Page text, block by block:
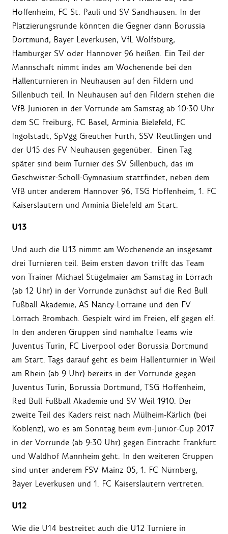
Hoffenheim, FC St. Pauli und SV Sandhausen. In der
Platzierungsrunde könnten die Gegner dann Borussia
Dortmund, Bayer Leverkusen, VfL Wolfsburg,
Hamburger SV oder Hannover 96 heißen. Ein Teil der
Mannschaft nimmt indes am Wochenende bei den
Hallenturnieren in Neuhausen auf den Fildern und
Sillenbuch teil. In Neuhausen auf den Fildern stehen die
VfB Junioren in der Vorrunde am Samstag ab 10:30 Uhr
dem SC Freiburg, FC Basel, Arminia Bielefeld, FC
Ingolstadt, SpVgg Greuther Fürth, SSV Reutlingen und
der U15 des FV Neuhausen gegenüber. Einen Tag
später sind beim Turnier des SV Sillenbuch, das im
Geschwister-Scholl-Gymnasium stattfindet, neben dem
VfB unter anderem Hannover 96, TSG Hoffenheim, 1. FC
Kaiserslautern und Arminia Bielefeld am Start.
U13
Und auch die U13 nimmt am Wochenende an insgesamt
drei Turnieren teil. Beim ersten davon trifft das Team
von Trainer Michael Stügelmaier am Samstag in Lörrach
(ab 12 Uhr) in der Vorrunde zunächst auf die Red Bull
Fußball Akademie, AS Nancy-Lorraine und den FV
Lörrach Brombach. Gespielt wird im Freien, elf gegen elf.
In den anderen Gruppen sind namhafte Teams wie
Juventus Turin, FC Liverpool oder Borussia Dortmund
am Start. Tags darauf geht es beim Hallenturnier in Weil
am Rhein (ab 9 Uhr) bereits in der Vorrunde gegen
Juventus Turin, Borussia Dortmund, TSG Hoffenheim,
Red Bull Fußball Akademie und SV Weil 1910. Der
zweite Teil des Kaders reist nach Mülheim-Kärlich (bei
Koblenz), wo es am Sonntag beim evm-Junior-Cup 2017
in der Vorrunde (ab 9:30 Uhr) gegen Eintracht Frankfurt
und Waldhof Mannheim geht. In den weiteren Gruppen
sind unter anderem FSV Mainz 05, 1. FC Nürnberg,
Bayer Leverkusen und 1. FC Kaiserslautern vertreten.
U12
Wie die U14 bestreitet auch die U12 Turniere in